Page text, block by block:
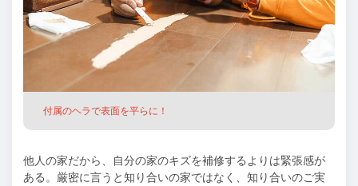
付属のヘラで表面を平らに！
他人の家だから、自分の家のキズを補修するよりは緊張感が
ある。厳密に言うと知り合いの家ではなく、知り合いのご実